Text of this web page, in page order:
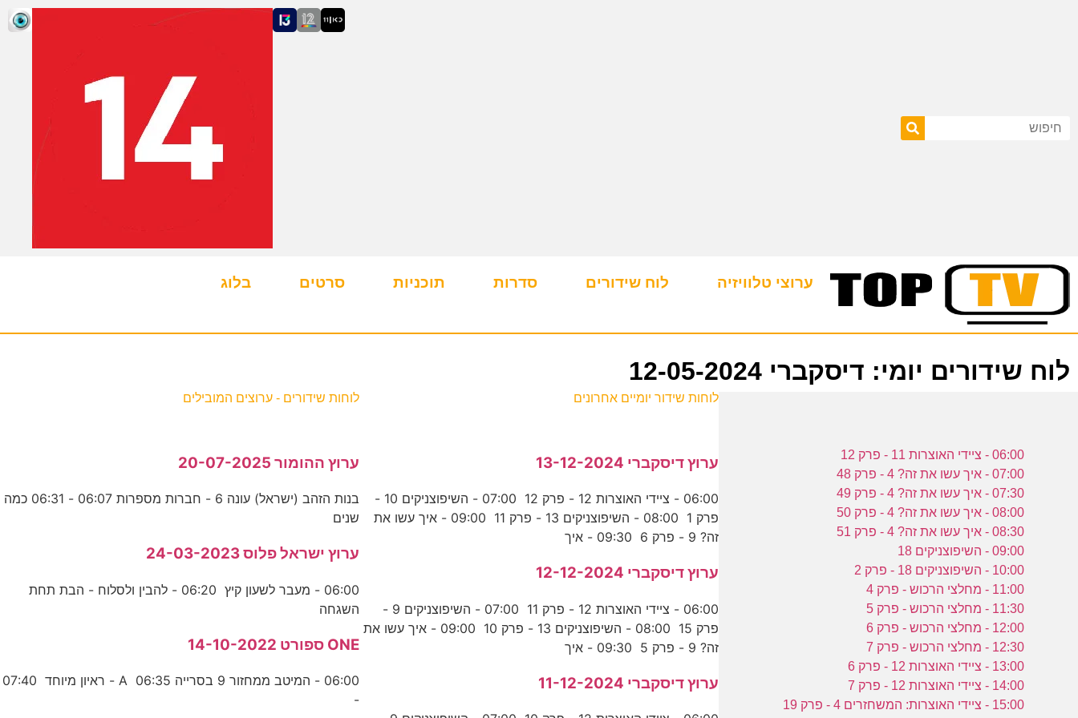
ערוצי טלוויזיה לוח שידורים סדרות תוכניות סרטים בלוג
לוח שידורים יומי: דיסקברי 12-05-2024
06:00 - ציידי האוצרות 11 - פרק 12
07:00 - איך עשו את זה? 4 - פרק 48
07:30 - איך עשו את זה? 4 - פרק 49
08:00 - איך עשו את זה? 4 - פרק 50
08:30 - איך עשו את זה? 4 - פרק 51
09:00 - השיפוצניקים 18
10:00 - השיפוצניקים 18 - פרק 2
11:00 - מחלצי הרכוש - פרק 4
11:30 - מחלצי הרכוש - פרק 5
12:00 - מחלצי הרכוש - פרק 6
12:30 - מחלצי הרכוש - פרק 7
13:00 - ציידי האוצרות 12 - פרק 6
14:00 - ציידי האוצרות 12 - פרק 7
15:00 - ציידי האוצרות: המשחזרים 4 - פרק 19
לוחות שידור יומיים אחרונים
ערוץ דיסקברי 13-12-2024
06:00 - ציידי האוצרות 12 - פרק 12 07:00 - השיפוצניקים 10 -
פרק 1 08:00 - השיפוצניקים 13 - פרק 11 09:00 - איך עשו את
זה? 9 - פרק 6 09:30 - איך
ערוץ דיסקברי 12-12-2024
06:00 - ציידי האוצרות 12 - פרק 11 07:00 - השיפוצניקים 9 -
פרק 15 08:00 - השיפוצניקים 13 - פרק 10 09:00 - איך עשו את
זה? 9 - פרק 5 09:30 - איך
ערוץ דיסקברי 11-12-2024
לוחות שידורים - ערוצים המובילים
ערוץ ההומור 20-07-2025
בנות הזהב (ישראל) עונה 6 - חברות מספרות 06:07 - 06:31 כמה
שנים
ערוץ ישראל פלוס 24-03-2023
06:00 - מעבר לשעון קיץ 06:20 - להבין ולסלוח - הבת תחת
השגחה
ONE ספורט 14-10-2022
06:00 - המיטב ממחזור 9 בסרייה A 06:35 - ראיון מיוחד 07:40
-